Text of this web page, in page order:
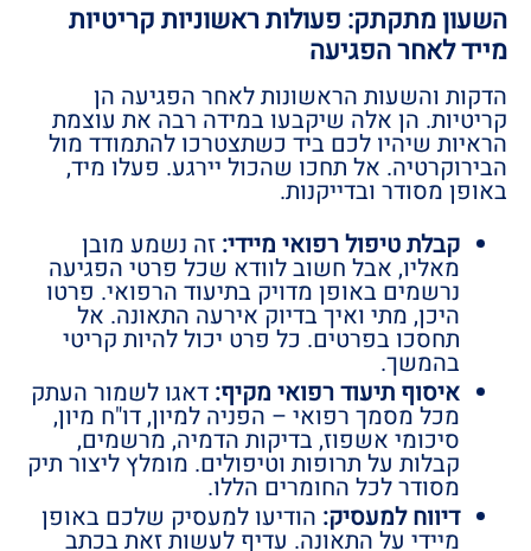
השעון מתקתק: פעולות ראשוניות קריטיות
מייד לאחר הפגיעה
הדקות והשעות הראשונות לאחר הפגיעה הן
קריטיות. הן אלה שיקבעו במידה רבה את עוצמת
הראיות שיהיו לכם ביד כשתצטרכו להתמודד מול
הבירוקרטיה. אל תחכו שהכול יירגע. פעלו מיד,
באופן מסודר ובדייקנות.
קבלת טיפול רפואי מיידי: זה נשמע מובן
מאליו, אבל חשוב לוודא שכל פרטי הפגיעה
נרשמים באופן מדויק בתיעוד הרפואי. פרטו
היכן, מתי ואיך בדיוק אירעה התאונה. אל
תחסכו בפרטים. כל פרט יכול להיות קריטי
בהמשך.
איסוף תיעוד רפואי מקיף: דאגו לשמור העתק
מכל מסמך רפואי – הפניה למיון, דו"ח מיון,
סיכומי אשפוז, בדיקות הדמיה, מרשמים,
קבלות על תרופות וטיפולים. מומלץ ליצור תיק
מסודר לכל החומרים הללו.
דיווח למעסיק: הודיעו למעסיק שלכם באופן
מיידי על התאונה. עדיף לעשות זאת בכתב